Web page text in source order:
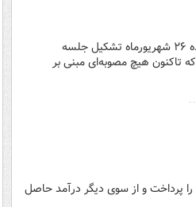
عضو ستاد مبارزه با مفاسد اقتصادی با بیان اینکه این ستاد دوشنبه هفته آینده ۲۶ شهریورماه تشکیل جلسه
تاکنون هیچ مصوبه‌ای مبنی بر
پرداخت و از سوی دیگر درآمد حاصل